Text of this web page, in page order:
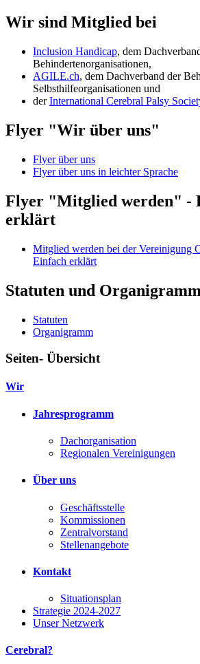
Wir sind Mitglied bei
Inclusion Handicap, dem
Behindertenorganisationen,
AGILE.ch, dem Dachverband der
Selbsthilfeorganisationen und
derInternational Cerebral Palsy
Flyer "Wir über uns"
Flyer über uns
Flyer über uns in leichter Sprache
Flyer "Mitglied werden" -
erklärt
Mitglied werden bei der Vereinigung
Einfach erklärt
Statuten und Organigramm
Statuten
Organigramm
Seiten- Übersicht
Wir
Jahresprogramm
Dachorganisation
Regionalen Vereinigungen
Über uns
Geschäftsstelle
Kommissionen
Zentralvorstand
Stellenangebote
Kontakt
Situationsplan
Strategie 2024-2027
Unser Netzwerk
Cerebral?